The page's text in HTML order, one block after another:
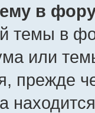
в
темы в
или
прежде